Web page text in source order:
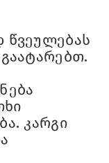
კარგი